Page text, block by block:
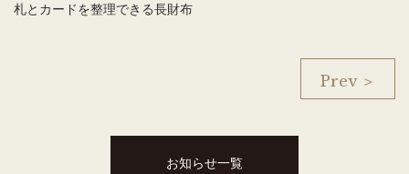
札とカードを整理できる長財布
Prev ＞
お知らせ一覧